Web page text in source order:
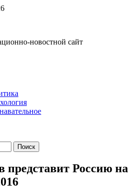
новостной сайт
представит Россию на